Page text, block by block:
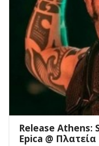
Release Athens:
Epica @